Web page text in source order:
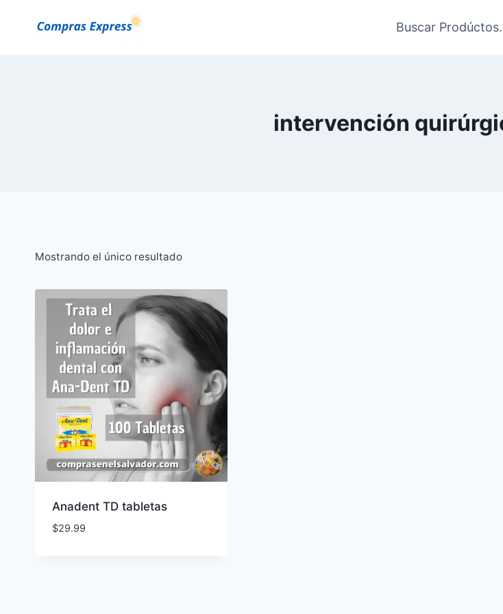
Buscar
intervención
Mostrando el único resultado
Anadent TD tabletas
$29.99